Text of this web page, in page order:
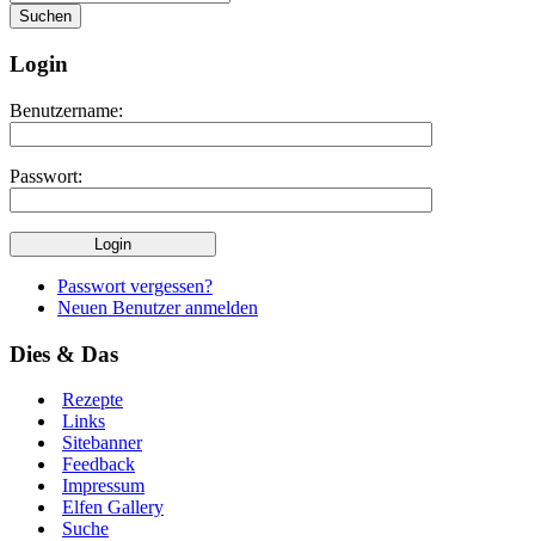
at
site
https://onlineslots.money/
Login
Benutzername:
Passwort:
Passwort vergessen?
Neuen Benutzer anmelden
Dies & Das
Rezepte
Links
Sitebanner
Feedback
Impressum
Elfen Gallery
Suche